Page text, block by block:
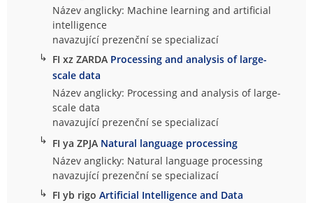
Název anglicky: Machine learning and artificial
intelligence
navazující prezenční se specializací
↳ FI xz ZARDA Processing and analysis of large-
scale data
Název anglicky: Processing and analysis of large-
scale data
navazující prezenční se specializací
↳ FI ya ZPJA Natural language processing
Název anglicky: Natural language processing
navazující prezenční se specializací
↳ FI yb rigoArtificial Intelligence and Data